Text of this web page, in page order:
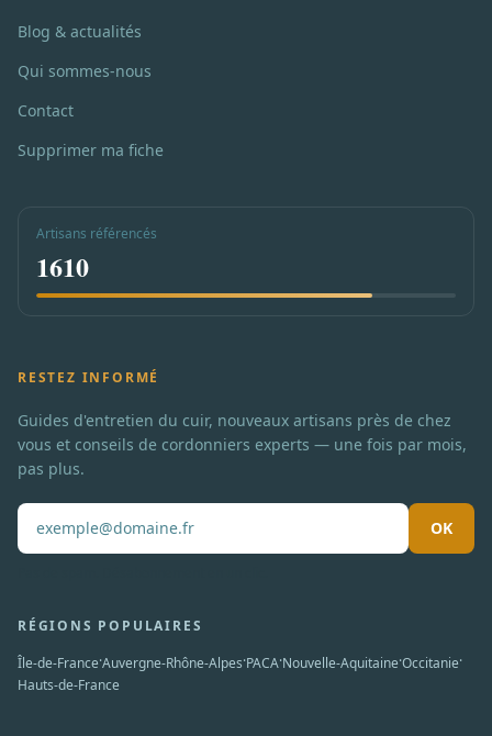
Blog & actualités
Qui sommes-nous
Contact
Supprimer ma fiche
Artisans référencés
1610
RESTEZ INFORMÉ
Guides d'entretien du cuir, nouveaux artisans près de chez
vous et conseils de cordonniers experts — une fois par mois,
pas plus.
OK
RÉGIONS POPULAIRES
Île-de-France·Auvergne-Rhône-Alpes·PACA·Nouvelle-Aquitaine·Occitanie·
Hauts-de-France